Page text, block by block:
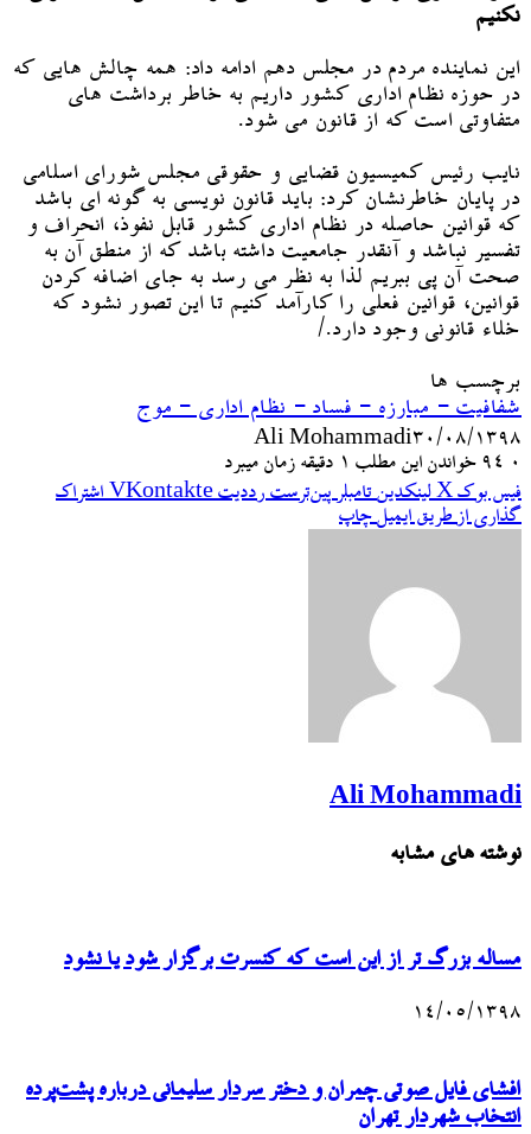
نکنیم
این نماینده مردم در مجلس دهم ادامه داد: همه چالش هایی که
در حوزه نظام اداری کشور داریم به خاطر برداشت های
متفاوتی است که از قانون می شود.
نایب رئیس کمیسیون قضایی و حقوقی مجلس شورای اسلامی
در پایان خاطرنشان کرد: باید قانون نویسی به گونه ای باشد
که قوانین حاصله در نظام اداری کشور قابل نفوذ، انحراف و
تفسیر نباشد و آنقدر جامعیت داشته باشد که از منطق آن به
صحت آن پی ببریم لذا به نظر می رسد به جای اضافه کردن
قوانین، قوانین فعلی را کارآمد کنیم تا این تصور نشود که
خلاء قانونی وجود دارد./
برچسب ها
شفافیت - مبارزه - فساد - نظام اداری - موج
Ali Mohammadi۳۰/۰۸/۱۳۹۸
۰
خواندن این مطلب 1 دقیقه زمان میبرد
فیس بوک X لینکدین ‫تامبلر ‫پین‌ترست ‫رددیت ‫VKontakte اشتراک
گذاری از طریق ایمیل چاپ
Ali Mohammadi
نوشته های مشابه
مساله بزرگ تر از این است که کنسرت برگزار شود یا نشود
۱۴/۰۵/۱۳۹۸
افشای فایل صوتی چمران و دختر سردار سلیمانی درباره پشت‌پرده
انتخاب شهردار تهران